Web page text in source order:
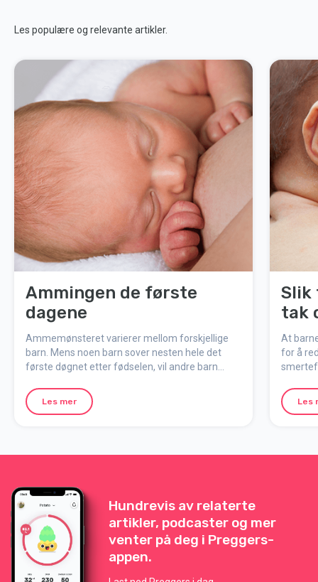
Les populære og relevante artikler.
Ammingen de første
dagene
Ammemønsteret varierer mellom forskjellige
barn. Mens noen barn sover nesten hele det
første døgnet etter fødselen, vil andre barn
prioritere seg selv, sørg for å sove når du har
mulighet og få i deg ordentlig med mat og
Les mer
Slik
tak
At
for å
barnet.
Les
Hundrevis av relaterte
artikler, podcaster og mer
venter på deg i Preggers-
appen.